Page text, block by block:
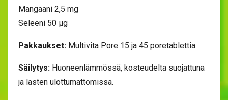
Mangaani 2,5 mg
Seleeni 50 μg
Pakkaukset: Multivita Pore 15 ja 45 poretablettia.
Säilytys: Huoneenlämmössä, kosteudelta suojattuna
ja lasten ulottumattomissa.